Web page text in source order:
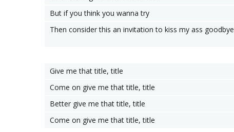
But if you think you wanna try
Then consider this an invitation to kiss my ass goodbye
Give me that title, title
Come on give me that title, title
Better give me that title, title
Come on give me that title, title